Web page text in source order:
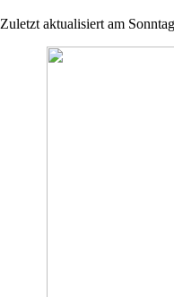
Zuletzt aktualisiert am